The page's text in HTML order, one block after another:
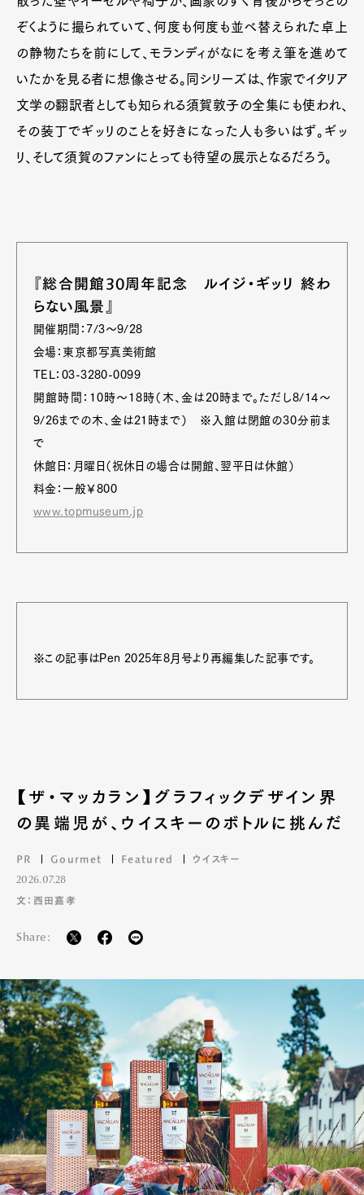
ぞくように撮られていて、何度も何度も並べ替えられた卓上
の静物たちを前にして、モランディがなにを考え筆を進めて
いたかを見る者に想像させる。同シリーズは、作家でイタリア
文学の翻訳者としても知られる須賀敦子の全集にも使われ、
その装丁でギッリのことを好きになった人も多いはず。ギッ
リ、そして須賀のファンにとっても待望の展示となるだろう。
『総合開館30周年記念 ルイジ・ギッリ 終わ
らない風景』
開催期間：7/3～9/28
会場：東京都写真美術館
TEL：03-3280-0099
開館時間：10時～18時（木、金は20時まで。ただし8/14～
9/26までの木、金は21時まで） ※入館は閉館の30分前ま
で
休館日：月曜日（祝休日の場合は開館、翌平日は休館）
料金：一般￥800
www.topmuseum.jp
※この記事はPen 2025年8月号より再編集した記事です。
【ザ・マッカラン】グラフィックデザイン界
の異端児が、ウイスキーのボトルに挑んだ
PR Gourmet Featured ウイスキー
2026.07.28
文：西田嘉孝
Share: